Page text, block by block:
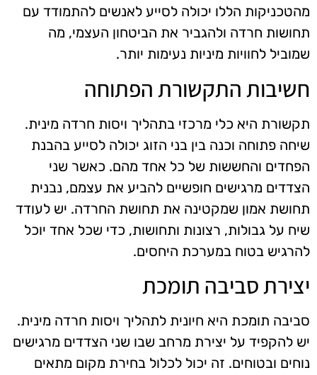
מהטכניקות הללו יכולה לסייע לאנשים להתמודד עם
תחושות חרדה ולהגביר את הביטחון העצמי, מה
שמוביל לחוויות מיניות נעימות יותר.
חשיבות התקשורת הפתוחה
תקשורת היא כלי מרכזי בתהליך ויסות חרדה מינית.
שיחה פתוחה וכנה בין בני הזוג יכולה לסייע בהבנת
הפחדים והחששות של כל אחד מהם. כאשר שני
הצדדים מרגישים חופשיים להביע את עצמם, נבנית
תחושת אמון שמקטינה את תחושת החרדה. יש לעודד
שיח על גבולות, רצונות ותחושות, כדי שכל אחד יוכל
להרגיש בטוח במערכת היחסים.
יצירת סביבה תומכת
סביבה תומכת היא חיונית לתהליך ויסות חרדה מינית.
יש להקפיד על יצירת מרחב שבו שני הצדדים מרגישים
נוחים ובטוחים. זה יכול לכלול בחירת מקום מתאים